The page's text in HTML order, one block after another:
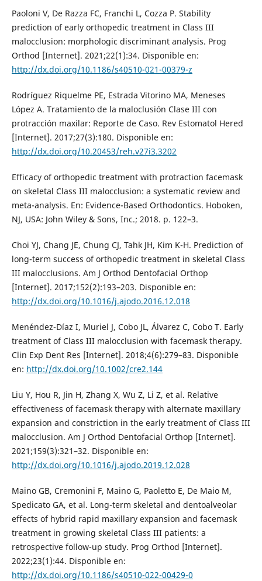
Paoloni V, De Razza FC, Franchi L, Cozza P. Stability
prediction of early orthopedic treatment in Class III
malocclusion: morphologic discriminant analysis. Prog
Orthod [Internet]. 2021;22(1):34. Disponible en:
http://dx.doi.org/10.1186/s40510-021-00379-z
Rodríguez Riquelme PE, Estrada Vitorino MA, Meneses
López A. Tratamiento de la maloclusión Clase III con
protracción maxilar: Reporte de Caso. Rev Estomatol Hered
[Internet]. 2017;27(3):180. Disponible en:
http://dx.doi.org/10.20453/reh.v27i3.3202
Efficacy of orthopedic treatment with protraction facemask
on skeletal Class III malocclusion: a systematic review and
meta-analysis. En: Evidence-Based Orthodontics. Hoboken,
NJ, USA: John Wiley & Sons, Inc.; 2018. p. 122–3.
Choi YJ, Chang JE, Chung CJ, Tahk JH, Kim K-H. Prediction of
long-term success of orthopedic treatment in skeletal Class
III malocclusions. Am J Orthod Dentofacial Orthop
[Internet]. 2017;152(2):193–203. Disponible en:
http://dx.doi.org/10.1016/j.ajodo.2016.12.018
Menéndez-Díaz I, Muriel J, Cobo JL, Álvarez C, Cobo T. Early
treatment of Class III malocclusion with facemask therapy.
Clin Exp Dent Res [Internet]. 2018;4(6):279–83. Disponible
en: http://dx.doi.org/10.1002/cre2.144
Liu Y, Hou R, Jin H, Zhang X, Wu Z, Li Z, et al. Relative
effectiveness of facemask therapy with alternate maxillary
expansion and constriction in the early treatment of Class III
malocclusion. Am J Orthod Dentofacial Orthop [Internet].
2021;159(3):321–32. Disponible en:
http://dx.doi.org/10.1016/j.ajodo.2019.12.028
Maino GB, Cremonini F, Maino G, Paoletto E, De Maio M,
Spedicato GA, et al. Long-term skeletal and dentoalveolar
effects of hybrid rapid maxillary expansion and facemask
treatment in growing skeletal Class III patients: a
retrospective follow-up study. Prog Orthod [Internet].
2022;23(1):44. Disponible en:
http://dx.doi.org/10.1186/s40510-022-00429-0